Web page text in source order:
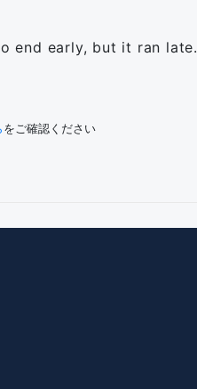
end early, but it ran late.
をご確認ください